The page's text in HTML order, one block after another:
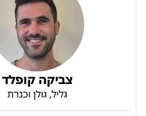
צביקה קופלד
גליל, גולן וכנרת